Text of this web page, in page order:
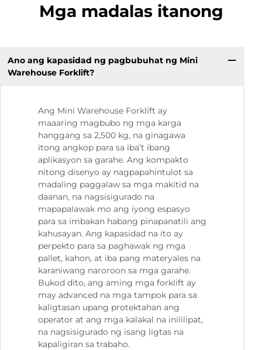
Mga madalas itanong
Ano ang kapasidad ng pagbubuhat ng Mini
Warehouse Forklift?
Ang Mini Warehouse Forklift ay
maaaring magbubo ng mga karga
hanggang sa 2,500 kg, na ginagawa
itong angkop para sa iba’t ibang
aplikasyon sa garahe. Ang kompakto
nitong disenyo ay nagpapahintulot sa
madaling paggalaw sa mga makitid na
daanan, na nagsisigurado na
mapapalawak mo ang iyong espasyo
para sa imbakan habang pinapanatili ang
kahusayan. Ang kapasidad na ito ay
perpekto para sa paghawak ng mga
pallet, kahon, at iba pang materyales na
karaniwang naroroon sa mga garahe.
Bukod dito, ang aming mga forklift ay
may advanced na mga tampok para sa
kaligtasan upang protektahan ang
operator at ang mga kalakal na inililipat,
na nagsisigurado ng isang ligtas na
kapaligiran sa trabaho.